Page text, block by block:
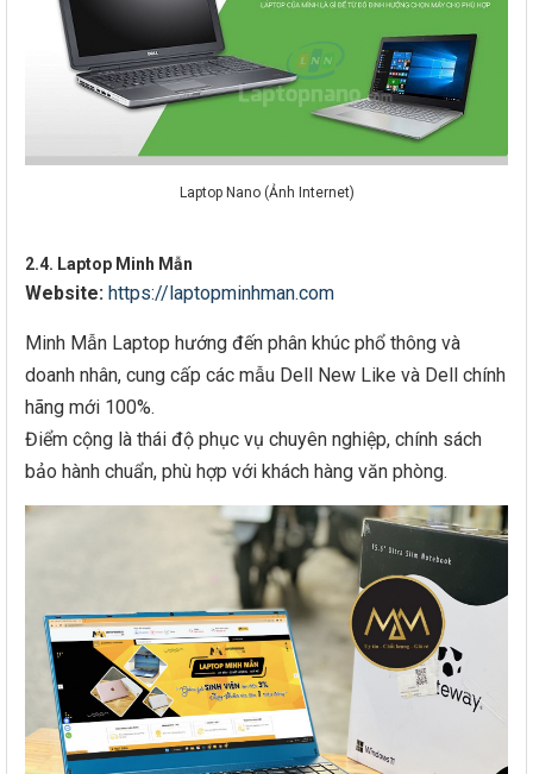
Laptop Nano (Ảnh Internet)
2.4. Laptop Minh Mẫn
Website: https://laptopminhman.com
Minh Mẫn Laptop hướng đến phân khúc phổ thông và
doanh nhân, cung cấp các mẫu Dell New Like và Dell chính
hãng mới 100%.
Điểm cộng là thái độ phục vụ chuyên nghiệp, chính sách
bảo hành chuẩn, phù hợp với khách hàng văn phòng.